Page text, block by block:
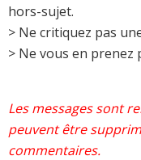
hors-sujet.
> Ne critiquez pas
> Ne vous en prenez
Les messages sont
peuvent être
commentaires.